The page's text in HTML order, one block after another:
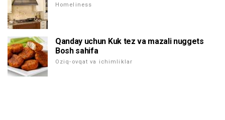
Homeliness
Qanday uchun Kuk tez va mazali nuggets
Bosh sahifa
Oziq-ovqat va ichimliklar